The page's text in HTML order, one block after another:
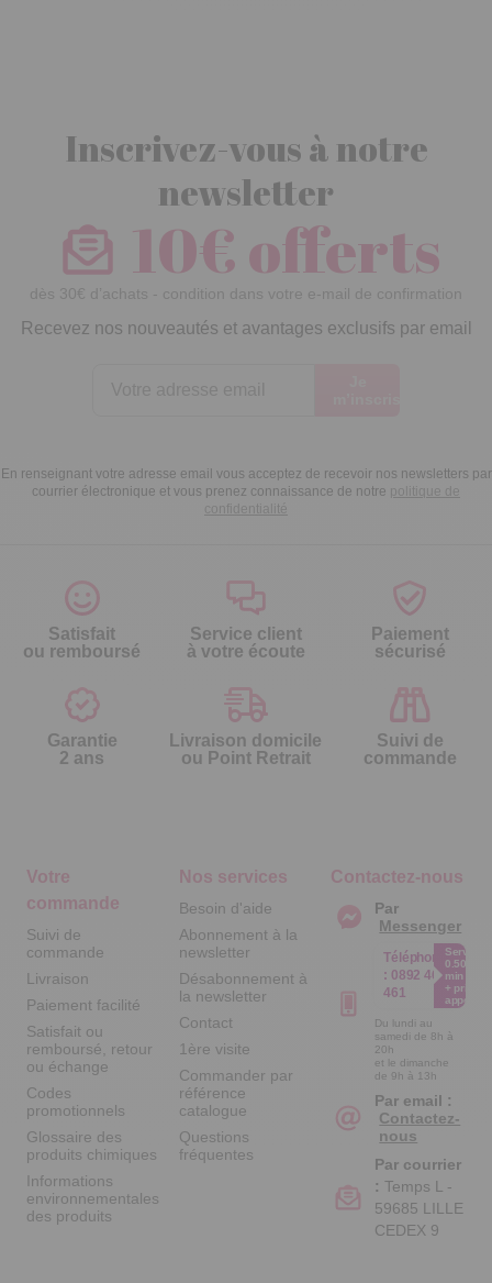
Inscrivez-vous à notre
newsletter
10€ offerts
dès 30€ d’achats - condition dans votre e-mail de confirmation
Recevez nos nouveautés et avantages exclusifs par email
En renseignant votre adresse email vous acceptez de recevoir nos newsletters par
courrier électronique et vous prenez connaissance de notre politique de
confidentialité
Satisfait
ou remboursé
Service client
à votre écoute
Paiement
sécurisé
Garantie
2 ans
Livraison domicile
ou Point Retrait
Suivi de
commande
Votre
commande
Suivi de
commande
Livraison
Paiement facilité
Satisfait ou
remboursé, retour
ou échange
Codes
promotionnels
Glossaire des
produits chimiques
Informations
environnementales
des produits
Nos services
Besoin d'aide
Abonnement à la
newsletter
Désabonnement à
la newsletter
Contact
1ère visite
Commander par
référence
catalogue
Questions
fréquentes
Contactez-nous
Par
Messenger
Téléphone
: 0892 461
461
Service
0.50€ /
min
+ prix
appel
Du lundi au
samedi de 8h à
20h
et le dimanche
de 9h à 13h
Par email :
Contactez-
nous
Par courrier
: Temps L -
59685 LILLE
CEDEX 9